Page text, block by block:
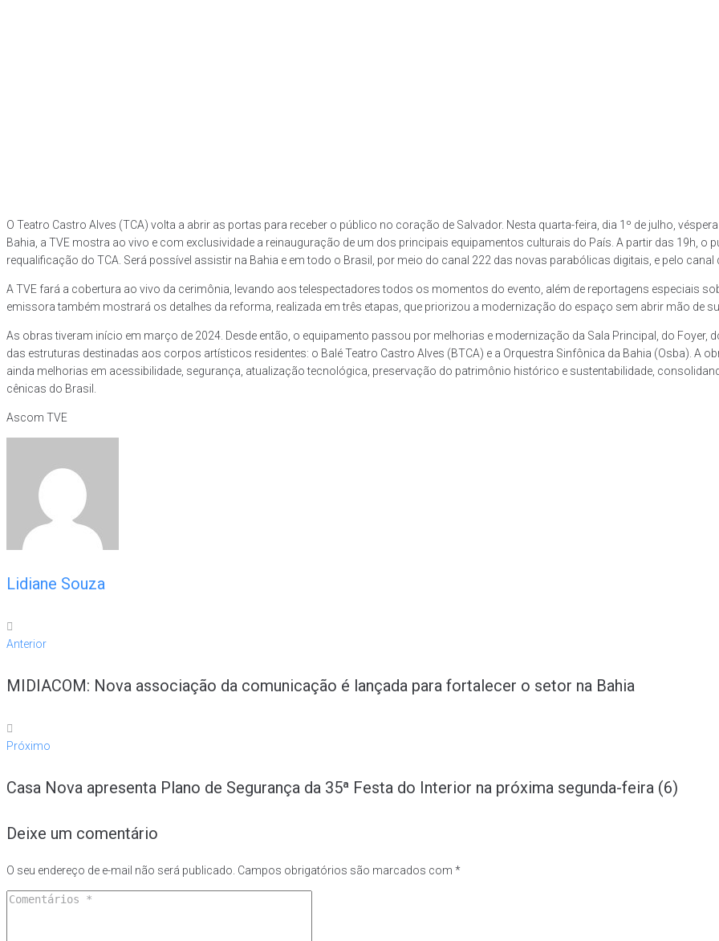
O Teatro Castro Alves (TCA) volta a abrir as portas para receber o público no coração de Salvador. Nesta quarta-feira, dia 1º de julho,
Bahia, a TVE mostra ao vivo e com exclusividade a reinauguração de um dos principais equipamentos culturais do País. A partir das 19h,
requalificação do TCA. Será possível assistir na Bahia e em todo o Brasil, por meio do canal 222 das novas parabólicas digitais, e pelo
A TVE fará a cobertura ao vivo da cerimônia, levando aos telespectadores todos os momentos do evento, além de reportagens especiais
emissora também mostrará os detalhes da reforma, realizada em três etapas, que priorizou a modernização do espaço sem abrir mão de
As obras tiveram início em março de 2024. Desde então, o equipamento passou por melhorias e modernização da Sala Principal, do
das estruturas destinadas aos corpos artísticos residentes: o Balé Teatro Castro Alves (BTCA) e a Orquestra Sinfônica da Bahia (Osba). A
ainda melhorias em acessibilidade, segurança, atualização tecnológica, preservação do patrimônio histórico e sustentabilidade,
cênicas do Brasil.
Ascom TVE
Lidiane Souza
Anterior
MIDIACOM: Nova associação da comunicação é lançada para fortalecer o setor na Bahia
Próximo
Casa Nova apresenta Plano de Segurança da 35ª Festa do Interior na próxima segunda-feira (6)
Deixe um comentário
O seu endereço de e-mail não será publicado. Campos obrigatórios são marcados com *